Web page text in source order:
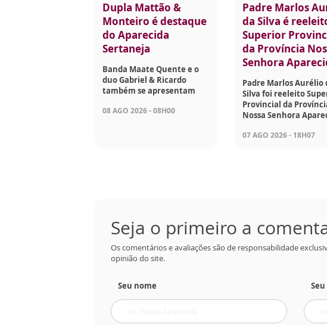
Dupla Mattão &
Monteiro é destaque
do Aparecida
Sertaneja
Banda Maate Quente e o
duo Gabriel & Ricardo
também se apresentam
08 AGO 2026 - 08H00
Padre Marlos
da Silva é
Superior
da Província
Senhora
Padre Marlos Aurélio
Silva foi reeleito
Provincial da
Nossa Senhora
07 AGO 2026 - 18H07
Seja o primeiro a
Os comentários e avaliações são de responsabilidade
opinião do site.
Seu nome Seu